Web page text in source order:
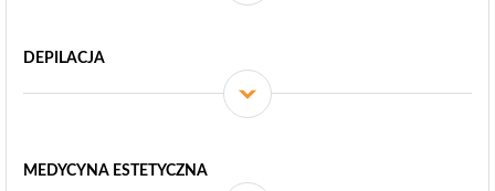
DEPILACJA
MEDYCYNA ESTETYCZNA